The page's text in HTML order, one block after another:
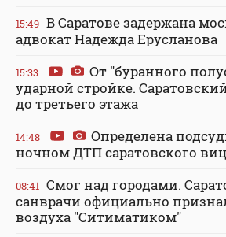
15:49 В Саратове задержана
адвокат Надежда Ерусланова
15:33
От "буранного
ударной стройке.
до третьего этажа
14:48
Определена
ночном ДТП саратовского
08:41 Смог над городами.
санврачи официально
воздуха "Ситиматиком"